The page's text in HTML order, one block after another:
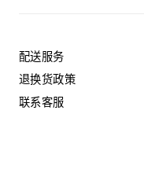
配送服务
退换货政策
联系客服